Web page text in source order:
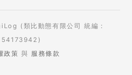
(類比動態有限公司 統編：
54173942)
政策 與 服務條款